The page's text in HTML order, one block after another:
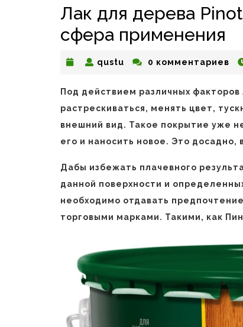
Лак для дерева
сфера применения
qustu qustu0 комментариев
Под действием различных
растрескиваться, менять цвет,
внешний вид. Такое покрытие уже
его и наносить новое. Это
Дабы избежать плачевного
данной поверхности и
необходимо отдавать
торговыми марками. Такими, как